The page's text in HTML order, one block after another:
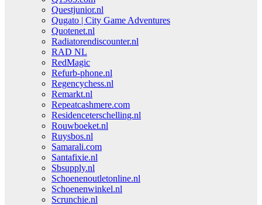
Questjunior.nl
Qugato | City Game Adventures
Quotenet.nl
Radiatorendiscounter.nl
RAD NL
RedMagic
Refurb-phone.nl
Regencychess.nl
Remarkt.nl
Repeatcashmere.com
Residenceterschelling.nl
Rouwboeket.nl
Ruysbos.nl
Samarali.com
Santafixie.nl
Sbsupply.nl
Schoenenoutletonline.nl
Schoenenwinkel.nl
Scrunchie.nl